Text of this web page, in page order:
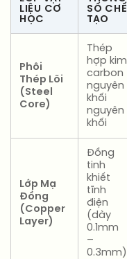
LIỆU CƠ
HỌC
SỐ CHẾ
TẠO
Phôi
Thép Lõi
(Steel
Core)
Thép
hợp kim
carbon
nguyên
khối
nguyên
khối
Lớp Mạ
Đồng
(Copper
Layer)
Đồng
tinh
khiết
tĩnh
điện
(dày
0.1mm
–
0.3mm)